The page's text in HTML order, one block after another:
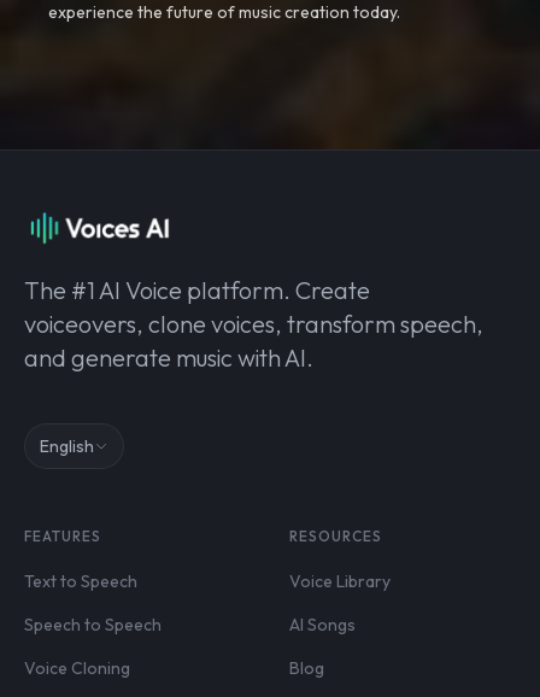
experience the future of music creation today.
The #1 AI Voice platform. Create
voiceovers, clone voices, transform speech,
and generate music with AI.
English
FEATURES
Text to Speech
Speech to Speech
Voice Cloning
RESOURCES
Voice Library
AI Songs
Blog